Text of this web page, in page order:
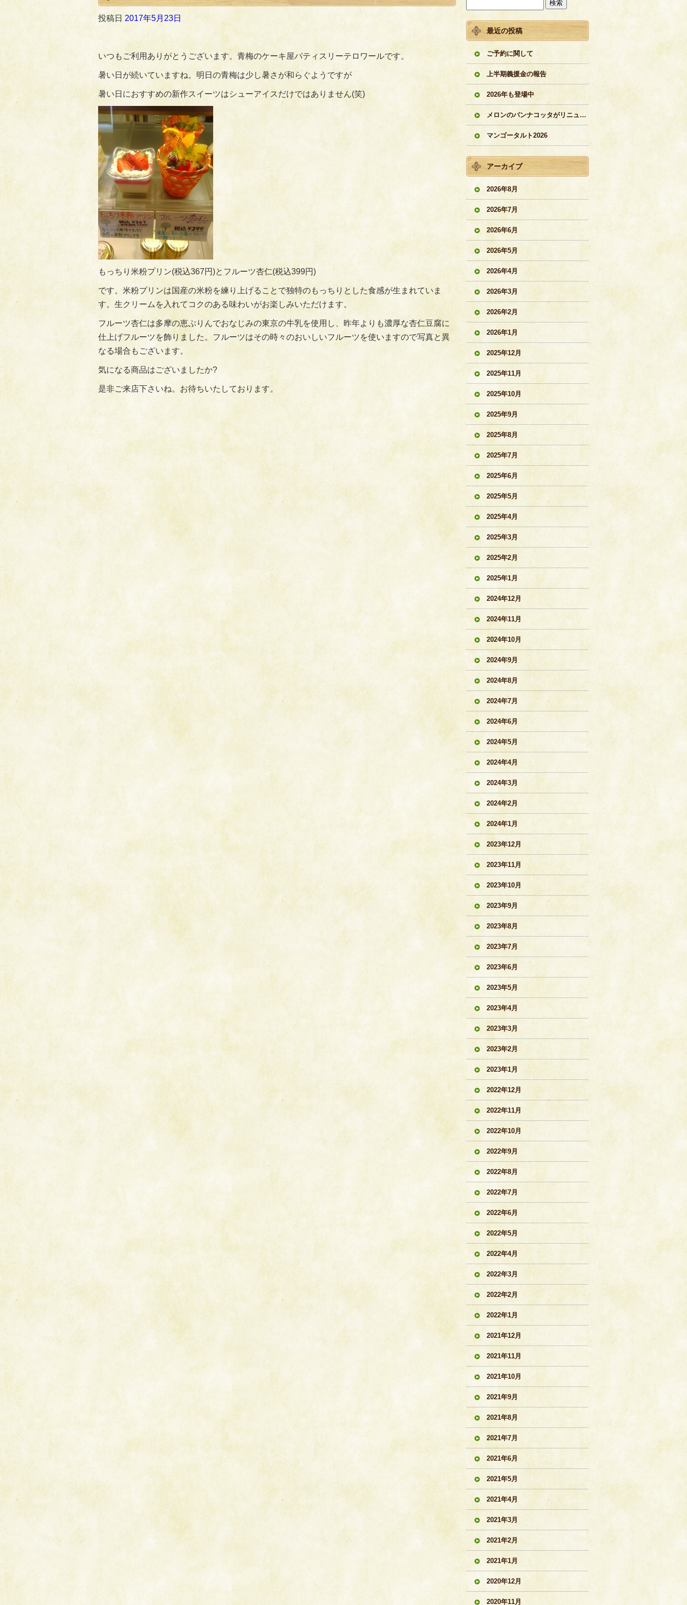
投稿日 2017年5月23日
いつもご利用ありがとうございます。青梅のケーキ屋パティスリーテロワールです。
暑い日が続いていますね。明日の青梅は少し暑さが和らぐようですが
暑い日におすすめの新作スイーツはシューアイスだけではありません(笑)
もっちり米粉プリン(税込367円)とフルーツ杏仁(税込399円)
です。米粉プリンは国産の米粉を練り上げることで独特のもっちりとした食感が生まれていま
す。生クリームを入れてコクのある味わいがお楽しみいただけます。
フルーツ杏仁は多摩の恵ぷりんでおなじみの東京の牛乳を使用し、昨年よりも濃厚な杏仁豆腐に
仕上げフルーツを飾りました。フルーツはその時々のおいしいフルーツを使いますので写真と異
なる場合もございます。
気になる商品はございましたか?
是非ご来店下さいね。お待ちいたしております。
最近の投稿
ご予約に関して
上半期義援金の報告
2026年も登場中
メロンのパンナコッタがリニューアル
マンゴータルト2026
アーカイブ
2026年8月
2026年7月
2026年6月
2026年5月
2026年4月
2026年3月
2026年2月
2026年1月
2025年12月
2025年11月
2025年10月
2025年9月
2025年8月
2025年7月
2025年6月
2025年5月
2025年4月
2025年3月
2025年2月
2025年1月
2024年12月
2024年11月
2024年10月
2024年9月
2024年8月
2024年7月
2024年6月
2024年5月
2024年4月
2024年3月
2024年2月
2024年1月
2023年12月
2023年11月
2023年10月
2023年9月
2023年8月
2023年7月
2023年6月
2023年5月
2023年4月
2023年3月
2023年2月
2023年1月
2022年12月
2022年11月
2022年10月
2022年9月
2022年8月
2022年7月
2022年6月
2022年5月
2022年4月
2022年3月
2022年2月
2022年1月
2021年12月
2021年11月
2021年10月
2021年9月
2021年8月
2021年7月
2021年6月
2021年5月
2021年4月
2021年3月
2021年2月
2021年1月
2020年12月
2020年11月